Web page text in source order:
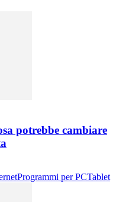
potrebbe cambiare
Programmi per PCTablet